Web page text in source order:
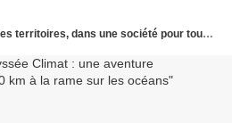
dans une société pour tous les âges